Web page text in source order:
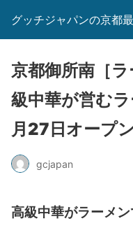
グッチジャパンの京都
京都御所南［
級中華が営む
月27日オープン
gcjapan
高級中華がラーメ